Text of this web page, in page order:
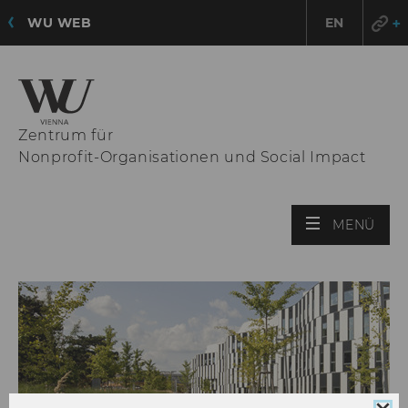
WU WEB EN
Zentrum für
Nonprofit-Organisationen und Social Impact
MENÜ